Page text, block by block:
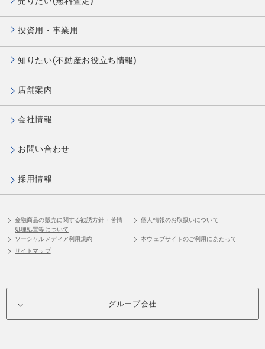
投資用・事業用
知りたい(不動産お役立ち情報)
店舗案内
会社情報
お問い合わせ
採用情報
金融商品の販売に関する勧誘方針・苦情
処理処置等について
個人情報のお取扱いについて
ソーシャルメディア利用規約
本ウェブサイトのご利用にあたって
サイトマップ
グループ会社